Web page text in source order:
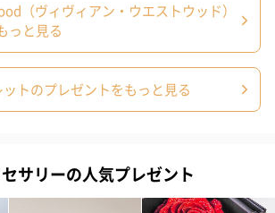
（ヴィヴィアン・ウエストウッド）
っと見る
ットのプレゼントをもっと見る
サリーの人気プレゼント